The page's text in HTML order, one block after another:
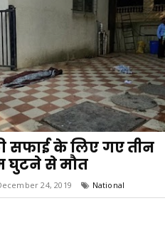
सफाई के लिए गए तीन
घुटने से मौत
24, 2019 National